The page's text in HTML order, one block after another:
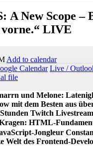
A New Scope –
LIVE
Add to calendar
Calendar Live /
file
und Melone:
mit dem Besten aus
Twitch
HTML-
Jongleur
Welt des Frontend-